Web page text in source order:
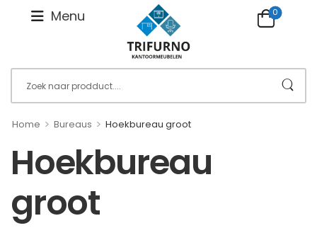
Menu 0
Home > Bureaus > Hoekbureau groot
Hoekbureau
groot